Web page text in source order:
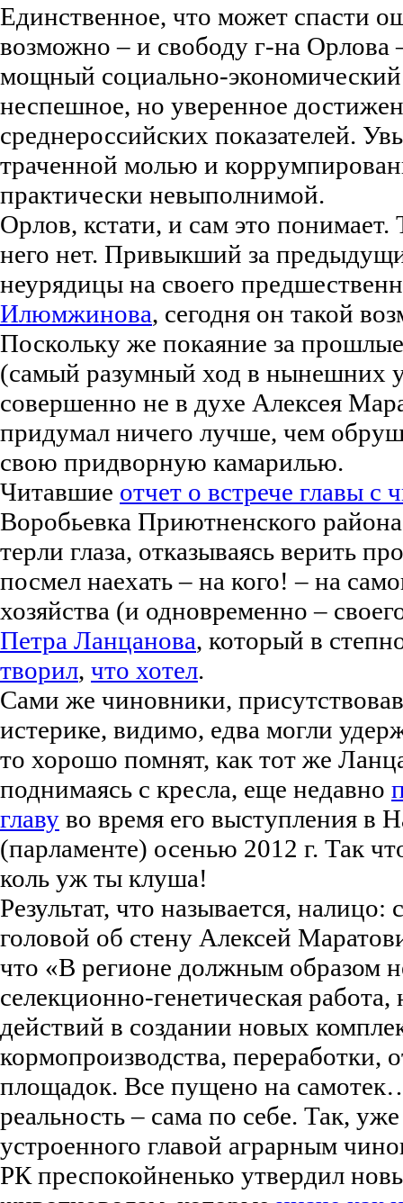
Единственное, что может спасти
возможно – и свободу г-на Орлова
мощный социально-
неспешное, но уверенное
среднероссийских показателей.
траченной молью и
практически невыполнимой.
Орлов, кстати, и сам это понимает.
него нет. Привыкший за
неурядицы на своего
Илюмжинова, сегодня он такой
Поскольку же покаяние за
(самый разумный ход в нынешних
совершенно не в духе Алексея
придумал ничего лучше, чем
свою придворную камарилью.
Читавшие отчет о встрече главы с
Воробьевка Приютненского
терли глаза, отказываясь верить
посмел наехать – на кого! – на
хозяйства (и одновременно –
Петра Ланцанова, который в
творил, что хотел.
Сами же чиновники,
истерике, видимо, едва могли
то хорошо помнят, как тот же
поднимаясь с кресла, еще недавно
главу во время его выступления в
(парламенте) осенью 2012 г. Так
коль уж ты клуша!
Результат, что называется,
головой об стену Алексей
что «В регионе должным образом
селекционно-генетическая
действий в создании новых
кормопроизводства, переработки,
площадок. Все пущено на
реальность – сама по себе. Так,
устроенного главой аграрным
РК преспокойненько утвердил